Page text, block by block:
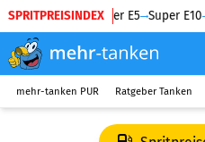
SPRITPREISINDEX
Diesel Super E5 Super E10
mehr-tanken PUR Ratgeber Tanken